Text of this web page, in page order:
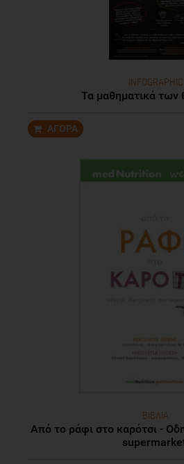
INFOGRAPHIC
Τα μαθηματικά των
ΒΙΒΛΙΑ
Από το ράφι στο καρότσι -